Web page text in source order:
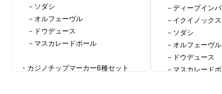
－ソダシ
－オルフェーヴル
－ドウデュース
－マスカレードボール
・カジノチップマーカー6種セット
－ディープイン
－イクイノックス
－ソダシ
－オルフェーヴル
－ドウデュース
－マスカレード